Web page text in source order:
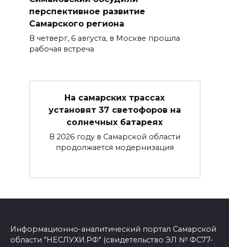
перспективное развитие
Самарского региона
В четверг, 6 августа, в Москве прошла
рабочая встреча
На самарских трассах
установят 37 светофоров на
солнечных батареях
В 2026 году в Самарской области
продолжается модернизация
Информационно-аналитический портал Самарской
области "НЕСЛУХИ.РФ" (свидетельство ЭЛ № ФС77-